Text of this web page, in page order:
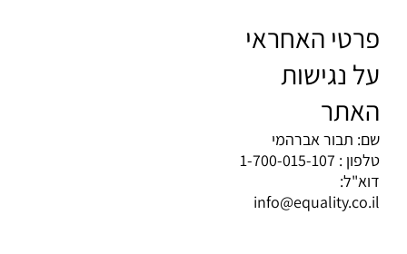
פרטי האחראי
על נגישות
האתר
שם: תבור אברהמי
טלפון : 1-700-015-107
דוא"ל:
info@equality.co.il